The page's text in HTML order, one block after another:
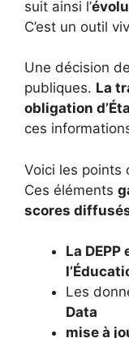
suit ainsi l’
C’est un outil
Une décision
publiques. La
obligation
ces
Voici les points
Ces éléments
scores
La
Les
Data
mise à